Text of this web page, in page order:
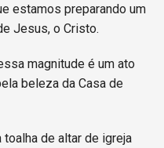
estamos preparando um
Jesus, o Cristo.
magnitude é um ato
beleza da Casa de
de altar de igreja